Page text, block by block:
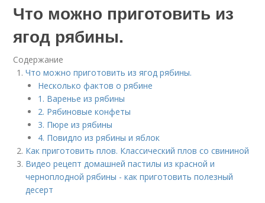
Что можно приготовить из
ягод рябины.
Содержание
Что можно приготовить из ягод рябины.
Несколько фактов о рябине
1. Варенье из рябины
2. Рябиновые конфеты
3. Пюре из рябины
4. Повидло из рябины и яблок
Как приготовить плов. Классический плов со свининой
Видео рецепт домашней пастилы из красной и
черноплодной рябины - как приготовить полезный
десерт